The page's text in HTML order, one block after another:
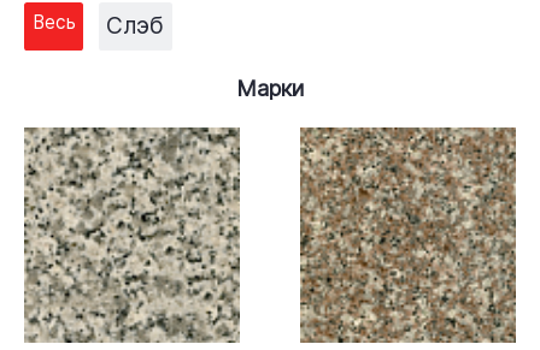
Весь Слэб
Марки